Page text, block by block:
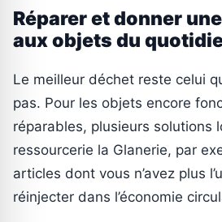
Réparer et donner
aux objets du
Le meilleur déchet reste celui
pas. Pour les objets encore
réparables, plusieurs solutions
ressourcerie la Glanerie, par
articles dont vous n’avez plus
réinjecter dans l’économie